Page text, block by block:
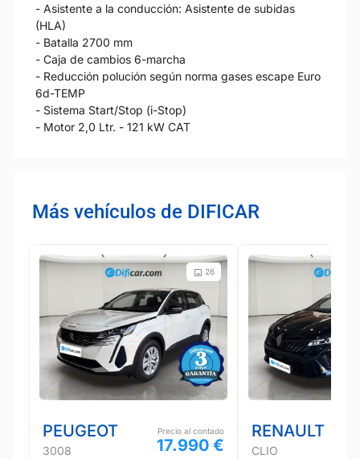
- Asistente a la conducción: Asistente de subidas
(HLA)
- Batalla 2700 mm
- Caja de cambios 6-marcha
- Reducción polución según norma gases escape Euro
6d-TEMP
- Sistema Start/Stop (i-Stop)
- Motor 2,0 Ltr. - 121 kW CAT
Más vehículos de DIFICAR
26
PEUGEOT
3008
Precio al contado
17.990 €
RENAULT
CLIO